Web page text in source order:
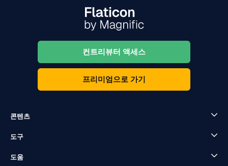
컨트리뷰터 액세스
프리미엄으로 가기
콘텐츠
도구
도움